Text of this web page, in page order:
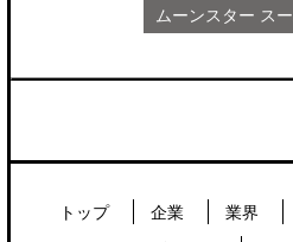
ムーンスター ス
トップ 企業 業界